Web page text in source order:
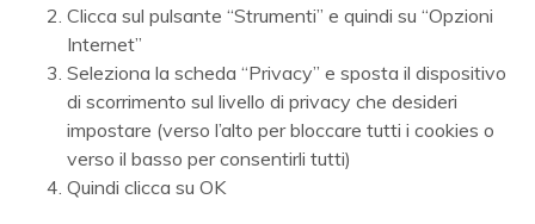
Clicca sul pulsante “Strumenti” e quindi su “Opzioni
Internet”
Seleziona la scheda “Privacy” e sposta il dispositivo
di scorrimento sul livello di privacy che desideri
impostare (verso l’alto per bloccare tutti i cookies o
verso il basso per consentirli tutti)
Quindi clicca su OK